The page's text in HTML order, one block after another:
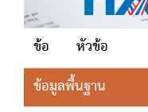
ข้อ หัวข้อ
ข้อมูลพื้นฐาน